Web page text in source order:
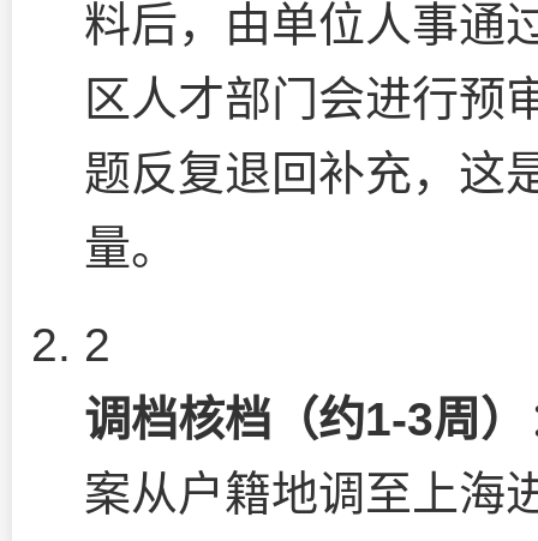
料后，由单位人事通
区人才部门会进行预
题反复退回补充，这
量。
2
调档核档（约1-3周）
案从户籍地调至上海